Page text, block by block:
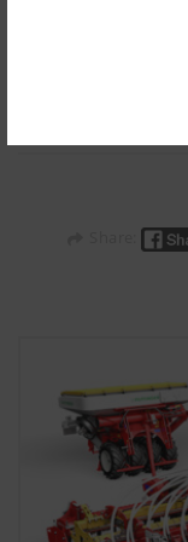
Některé
pomáhají,
váš souhlas.
Chceme
přívětivost a
Díky vhodnému